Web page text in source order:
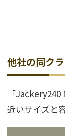
他社の同ク
「
近いサイズと